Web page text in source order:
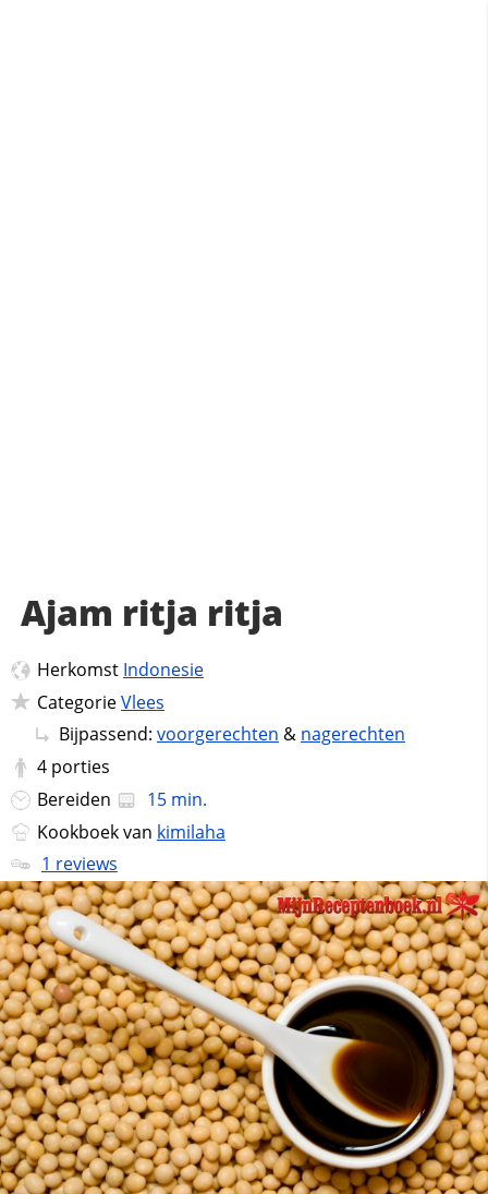
Ajam ritja ritja
Herkomst Indonesie
CategorieVlees
Bijpassend: voorgerechten & nagerechten
4 porties
Bereiden
15 min.
Kookboek van kimilaha
1 reviews